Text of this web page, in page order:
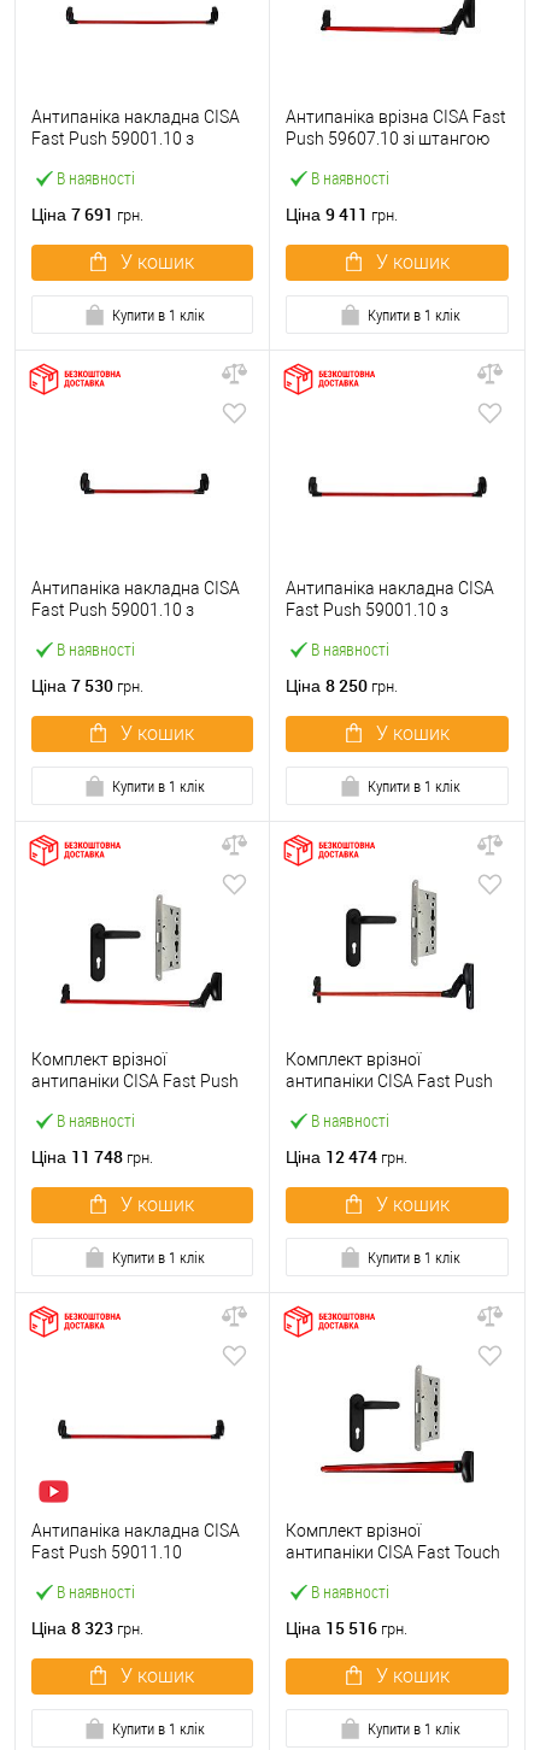
В наявності
Антипаніка накладна CISA
Fast Push 59001.10 з
мм червона
Ціна 7 691 грн.
У кошик
Купити в 1 клік
В наявності
Антипаніка врізна CISA Fast
Push 59607.10 зі штангою
Ціна 9 411 грн.
У кошик
Купити в 1 клік
В наявності
Антипаніка накладна CISA
Fast Push 59001.10 з
червона
Ціна 7 530 грн.
У кошик
Купити в 1 клік
В наявності
Антипаніка накладна CISA
Fast Push 59001.10 з
мм червона
Ціна 8 250 грн.
У кошик
Купити в 1 клік
В наявності
Комплект врізної
антипаніки CISA Fast Push
із замком та ручкою
Ціна 11 748 грн.
У кошик
Купити в 1 клік
В наявності
Комплект врізної
антипаніки CISA Fast Push
червоний із замком та
Ціна 12 474 грн.
У кошик
Купити в 1 клік
В наявності
Антипаніка накладна CISA
Fast Push 59011.10
штангою 1200 мм червона
Ціна 8 323 грн.
У кошик
Купити в 1 клік
В наявності
Комплект врізної
антипаніки CISA Fast Touch
із замком та ручкою
Ціна 15 516 грн.
У кошик
Купити в 1 клік